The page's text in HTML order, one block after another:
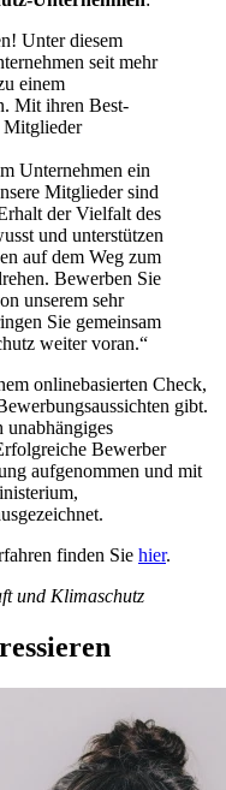
Unter diesem
seit mehr
einem
Mit ihren Best-
Mitglieder
Unternehmen ein
Mitglieder sind
der Vielfalt des
und unterstützen
auf dem Weg zum
Bewerben Sie
unserem sehr
Sie gemeinsam
weiter voran.“
onlinebasierten Check,
gibt.
unabhängiges
Bewerber
aufgenommen und mit
finden Sie hier.
und Klimaschutz